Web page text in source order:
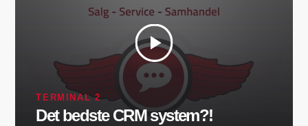
TERMINAL 2
Det bedste CRM system?!